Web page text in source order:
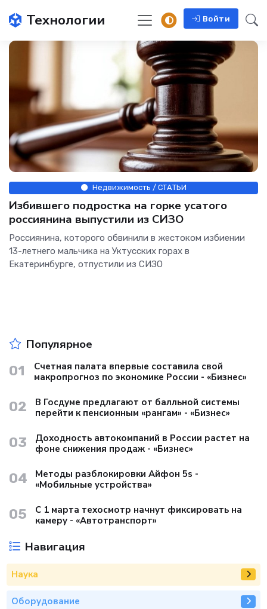
Технологии Войти
Недвижимость / СТАТЬИ
Избившего подростка на горке усатого
россиянина выпустили из СИЗО
Россиянина, которого обвинили в жестоком избиении
13-летнего мальчика на Уктусских горах в
Екатеринбурге, отпустили из СИЗО
Популярное
01
Счетная палата впервые составила свой
макропрогноз по экономике России - «Бизнес»
02
В Госдуме предлагают от балльной системы
перейти к пенсионным «рангам» - «Бизнес»
03
Доходность автокомпаний в России растет на
фоне снижения продаж - «Бизнес»
04
Методы разблокировки Айфон 5s -
«Мобильные устройства»
05
С 1 марта техосмотр начнут фиксировать на
камеру - «Автотранспорт»
Навигация
Наука
Оборудование